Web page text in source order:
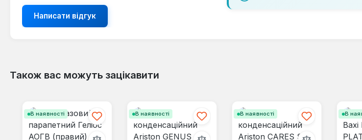
Написати відгук
Також вас можуть зацікавити
В наявності В наявності В наявності В